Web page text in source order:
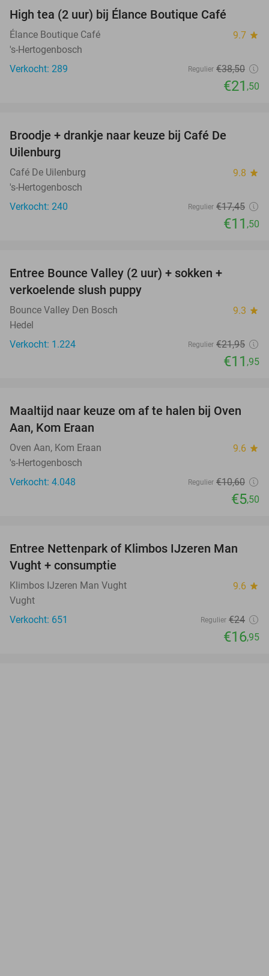
High tea (2 uur) bij Élance Boutique Café
Élance Boutique Café 9.7 star
's-Hertogenbosch
Verkocht: 289
Regulier €38,50
€21 ,50
Broodje + drankje naar keuze bij Café De
Uilenburg
Café De Uilenburg 9.8 star
's-Hertogenbosch
Verkocht: 240
Regulier €17,45
€11 ,50
Entree Bounce Valley (2 uur) + sokken +
verkoelende slush puppy
Bounce Valley Den Bosch 9.3 star
Hedel
Verkocht: 1.224
Regulier €21,95
€11 ,95
48%
Maaltijd naar keuze om af te halen bij Oven
Aan, Kom Eraan
Oven Aan, Kom Eraan 9.6 star
's-Hertogenbosch
Verkocht: 4.048
Regulier €10,60
€5,50
29%
Entree Nettenpark of Klimbos IJzeren Man
Vught + consumptie
Klimbos IJzeren Man Vught 9.6 star
Vught
Verkocht: 651
Regulier €24
€16,95